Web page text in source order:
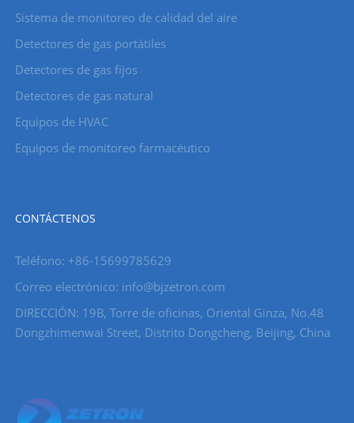
Sistema de monitoreo de calidad del aire
Detectores de gas portátiles
Detectores de gas fijos
Detectores de gas natural
Equipos de HVAC
Equipos de monitoreo farmacéutico
CONTÁCTENOS
Teléfono: +86-15699785629
Correo electrónico: info@bjzetron.com
DIRECCIÓN: 19B, Torre de oficinas, Oriental Ginza, No.48
Dongzhimenwai Street, Distrito Dongcheng, Beijing, China